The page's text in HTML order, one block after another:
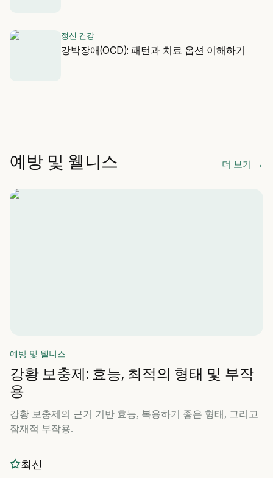
정신 건강
강박장애(OCD): 패턴과 치료 옵션 이해하기
예방 및 웰니스 더 보기 →
예방 및 웰니스
강황 보충제: 효능, 최적의 형태 및 부작
용
강황 보충제의 근거 기반 효능, 복용하기 좋은 형태, 그리고
잠재적 부작용.
최신